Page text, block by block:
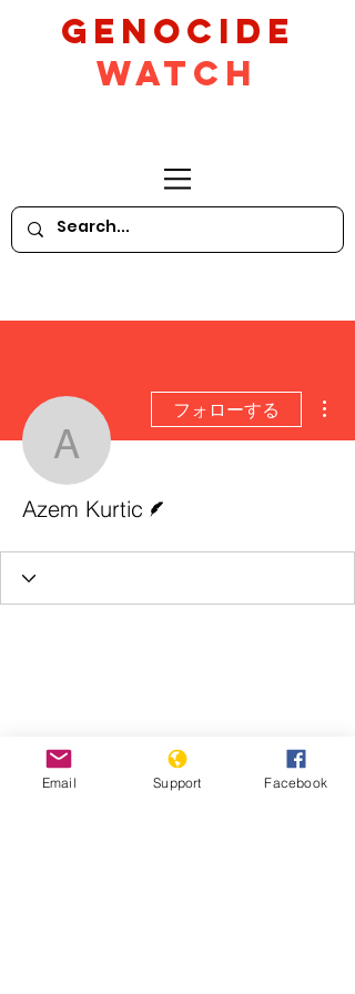
GeNocide
Watch
Azem Kurtic
フォローする
Azem Kurtic
Email Support Facebook